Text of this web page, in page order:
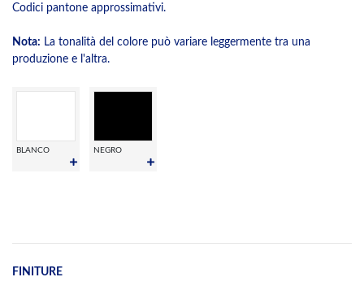
Codici pantone approssimativi.
Nota: La tonalità del colore può variare leggermente tra una
produzione e l'altra.
BLANCO NEGRO
FINITURE